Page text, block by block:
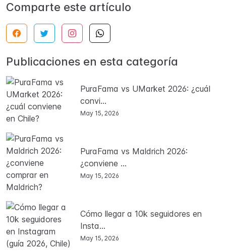
Comparte este artículo
Publicaciones en esta categoría
PuraFama vs UMarket 2026: ¿cuál
convi...
May 15, 2026
PuraFama vs Maldrich 2026:
¿conviene ...
May 15, 2026
Cómo llegar a 10k seguidores en
Insta...
May 15, 2026